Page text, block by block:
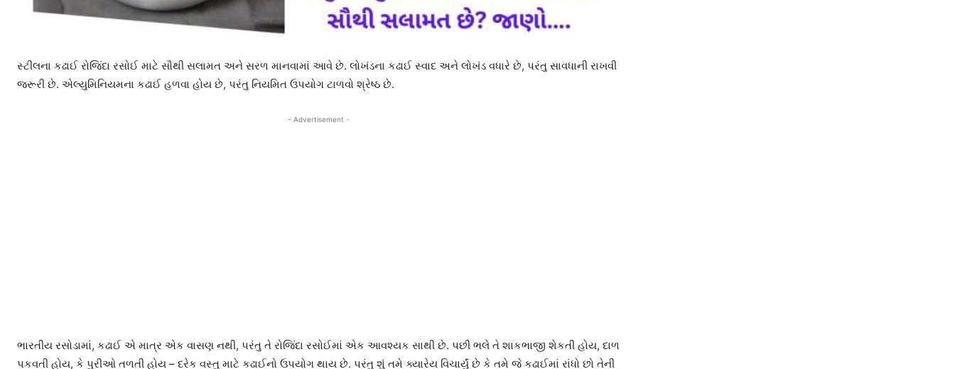
સ્ટીલના કઢાઈ રોજિંદા રસોઈ માટે સૌથી સલામત અને સરળ માનવામાં આવે છે. લોખંડના કઢાઈ સ્વાદ અને લોખંડ વધારે છે, પરંતુ સાવધાની રાખવી
જરૂરી છે. એલ્યુમિનિયમના કઢાઈ હળવા હોય છે, પરંતુ નિયમિત ઉપયોગ ટાળવો શ્રેષ્ઠ છે.
- Advertisement -
ભારતીય રસોડામાં, કઢાઈ એ માત્ર એક વાસણ નથી, પરંતુ તે રોજિંદા રસોઈમાં એક આવશ્યક સાથી છે. પછી ભલે તે શાકભાજી શેકતી હોય, દાળ
પકવતી હોય, કે પુરીઓ તળતી હોય – દરેક વસ્તુ માટે કઢાઈનો ઉપયોગ થાય છે. પરંતુ શું તમે ક્યારેય વિચાર્યું છે કે તમે જે કઢાઈમાં રાંધો છો તેની